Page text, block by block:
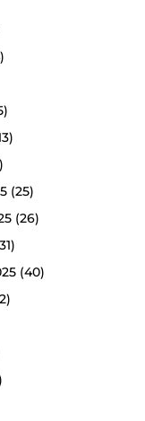
(25)
(26)
(40)